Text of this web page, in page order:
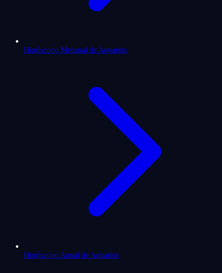
Horóscopo Mensual de Aquarius
Horóscopo Anual de Aquarius